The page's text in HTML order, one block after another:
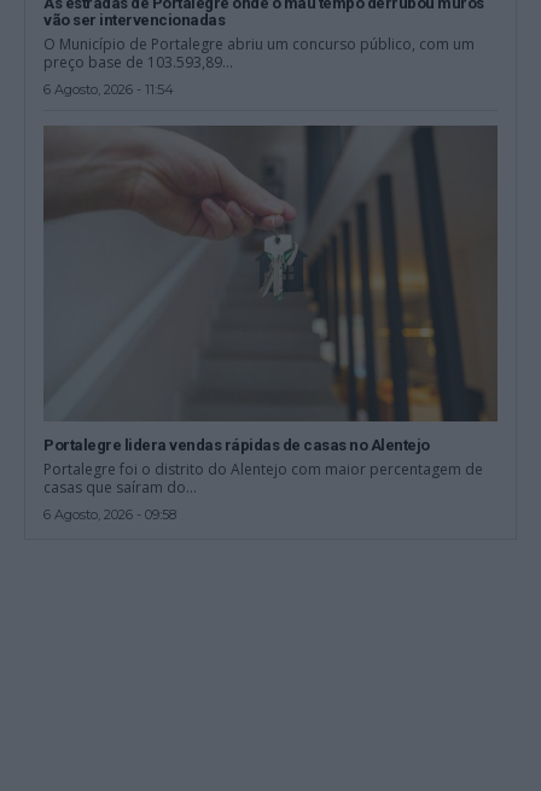
vão ser intervencionadas
O Município de Portalegre abriu um concurso público, com um
preço base de 103.593,89...
6 Agosto, 2026 - 11:54
Portalegre lidera vendas rápidas de casas no Alentejo
Portalegre foi o distrito do Alentejo com maior percentagem de
casas que saíram do...
6 Agosto, 2026 - 09:58